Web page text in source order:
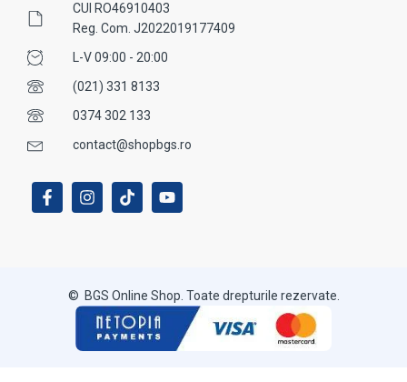
CUI RO46910403
Reg. Com. J2022019177409
L-V 09:00 - 20:00
(021) 331 8133
0374 302 133
contact@shopbgs.ro
© BGS Online Shop. Toate drepturile rezervate.